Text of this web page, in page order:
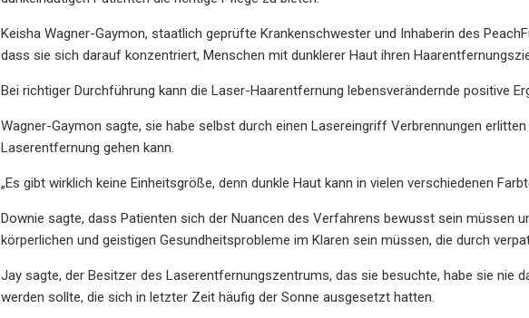
Keisha Wagner-Gaymon, staatlich geprüfte Krankenschwester und Inhaberin des
dass sie sich darauf konzentriert, Menschen mit dunklerer Haut ihren
Bei richtiger Durchführung kann die Laser-Haarentfernung lebensverändernde positive
Wagner-Gaymon sagte, sie habe selbst durch einen Lasereingriff Verbrennungen
Laserentfernung gehen kann.
„Es gibt wirklich keine Einheitsgröße, denn dunkle Haut kann in vielen verschiedenen
Downie sagte, dass Patienten sich der Nuancen des Verfahrens bewusst sein müssen
körperlichen und geistigen Gesundheitsprobleme im Klaren sein müssen, die durch
Jay sagte, der Besitzer des Laserentfernungszentrums, das sie besuchte, habe sie nie
werden sollte, die sich in letzter Zeit häufig der Sonne ausgesetzt hatten.